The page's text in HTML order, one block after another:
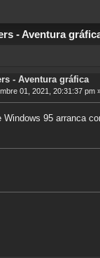
- Aventura
- Aventura gráfica
01, 2021, 20:31:37 pm
95 arranca